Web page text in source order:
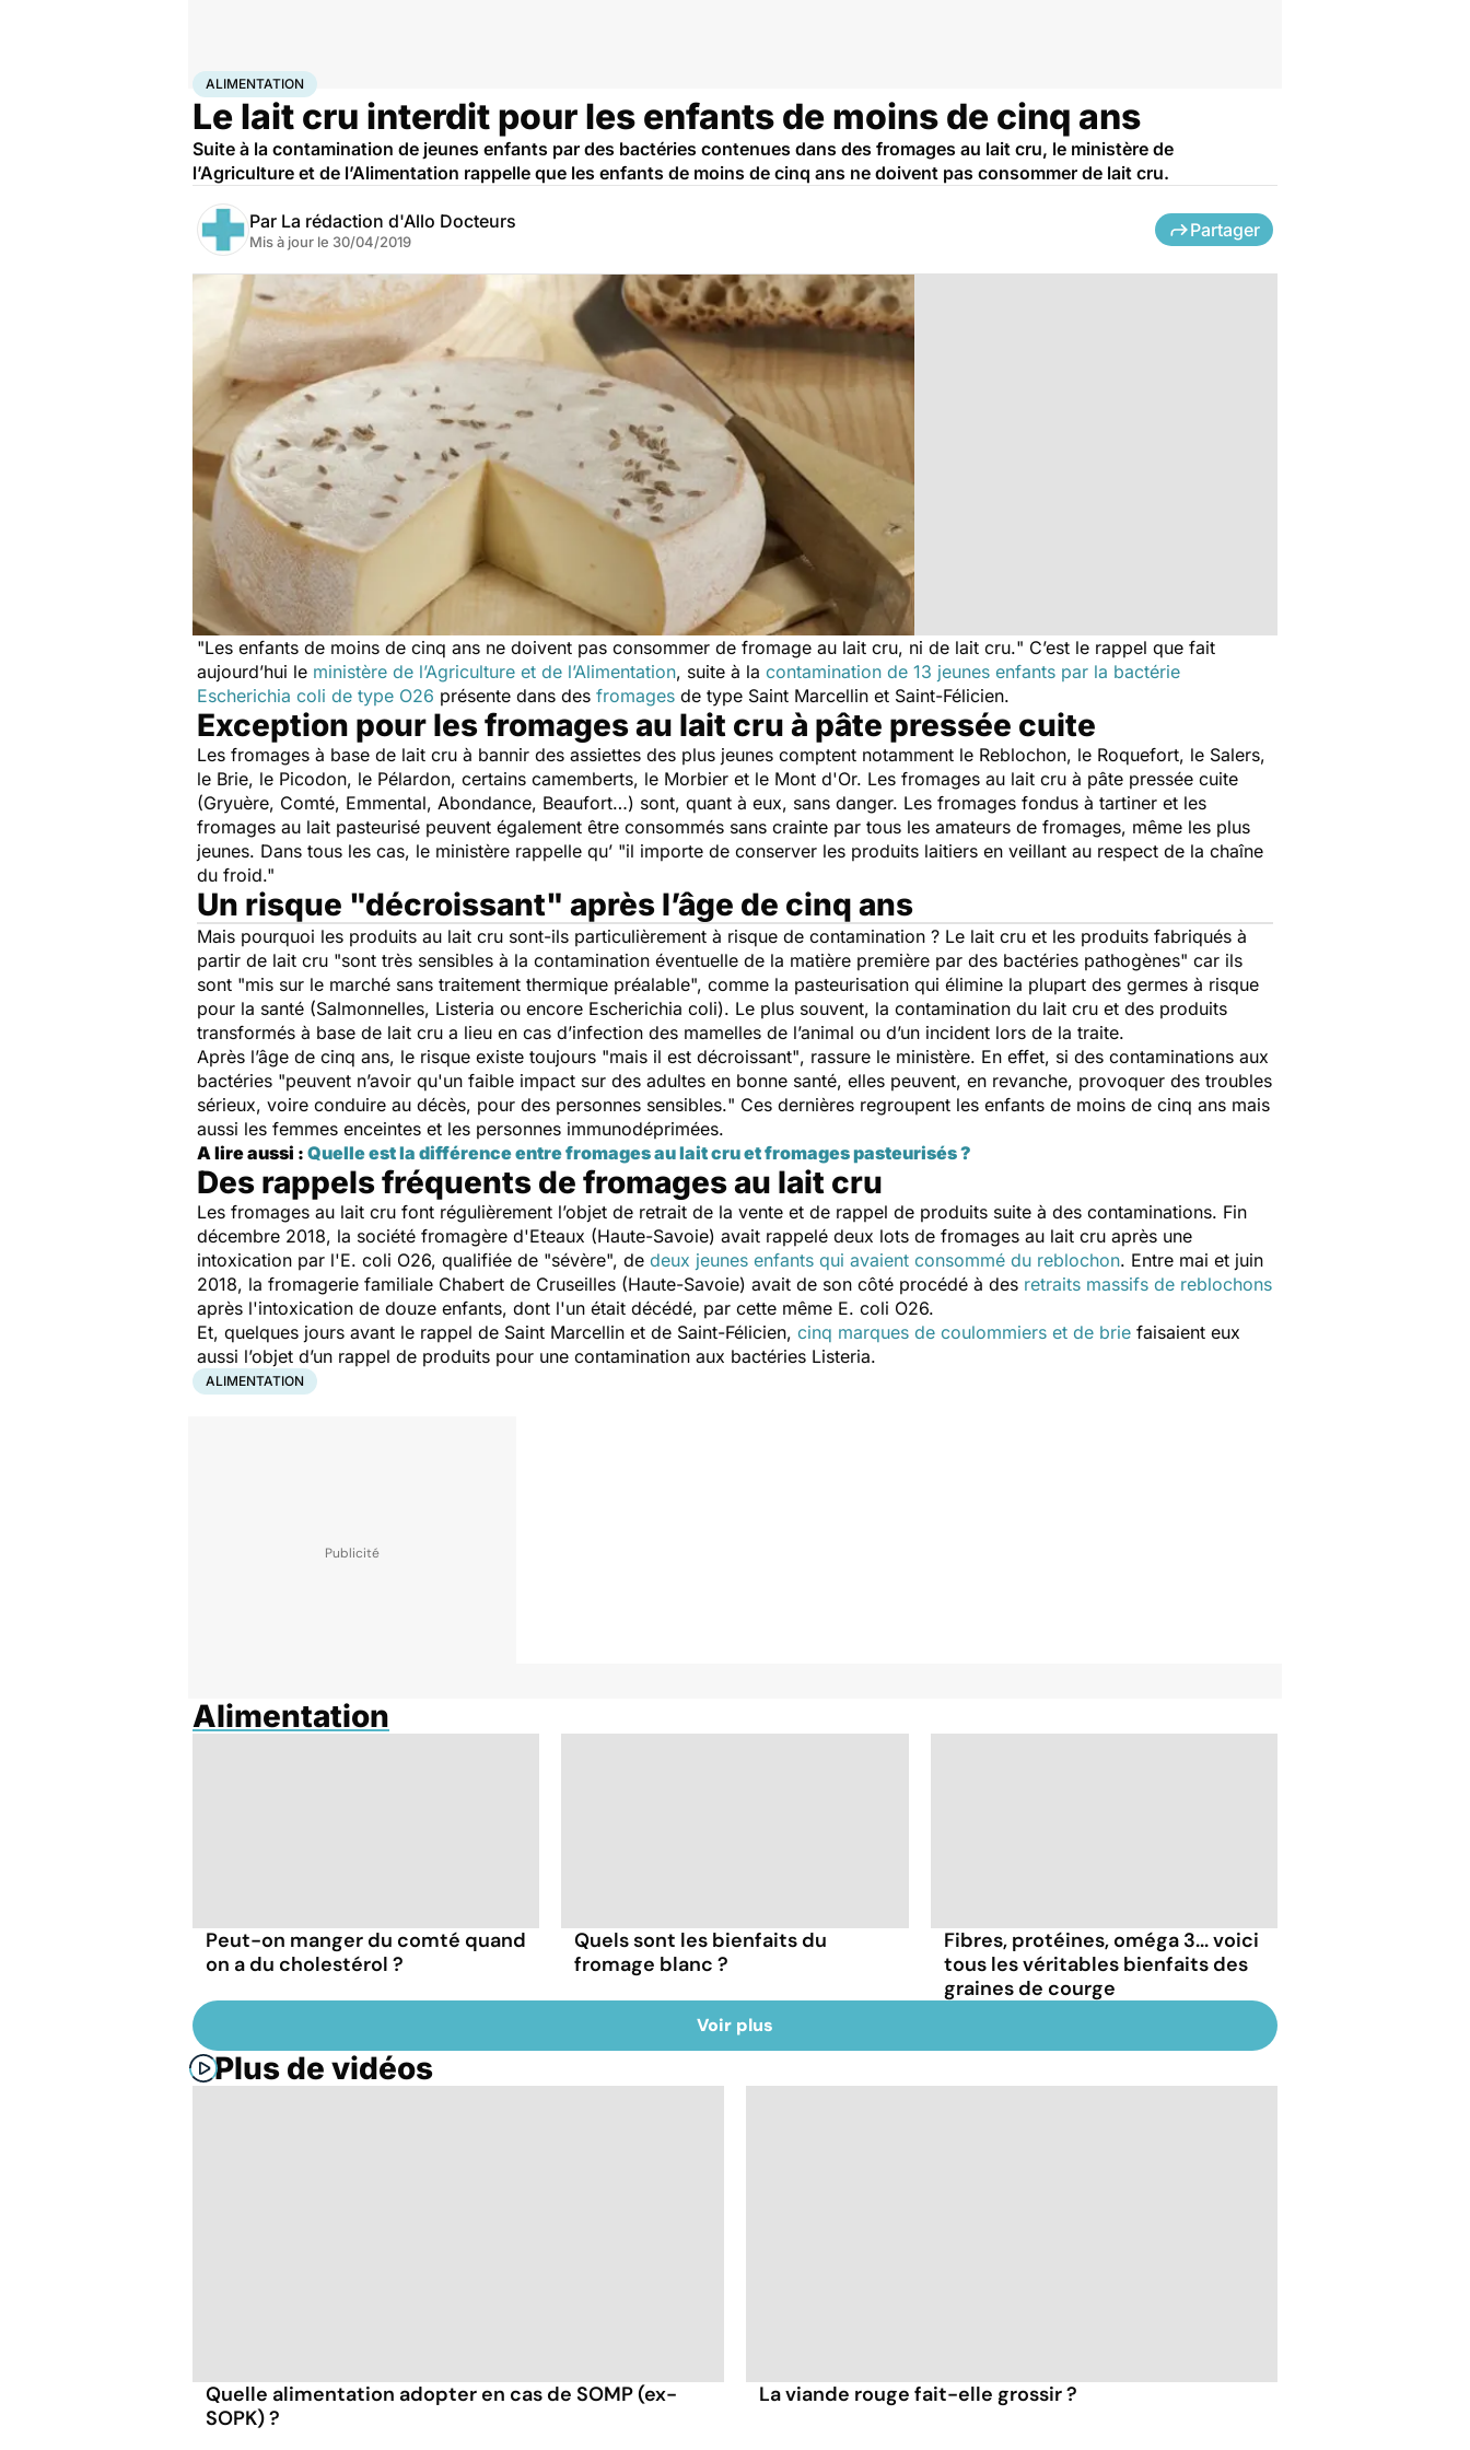
AccueilBien-êtreNutrition
ALIMENTATION
Le lait cru interdit pour les enfants de moins de cinq ans
Suite à la contamination de jeunes enfants par des bactéries contenues dans des fromages au lait cru, le ministère de
l’Agriculture et de l’Alimentation rappelle que les enfants de moins de cinq ans ne doivent pas consommer de lait cru.
Par La rédaction d'Allo Docteurs
Mis à jour le 30/04/2019
Partager
"Les enfants de moins de cinq ans ne doivent pas consommer de fromage au lait cru, ni de lait cru." C’est le rappel que fait
aujourd’hui le ministère de l’Agriculture et de l’Alimentation, suite à la contamination de 13 jeunes enfants par la bactérie
Escherichia coli de type O26 présente dans des fromages de type Saint Marcellin et Saint-Félicien.
Exception pour les fromages au lait cru à pâte pressée cuite
Les fromages à base de lait cru à bannir des assiettes des plus jeunes comptent notamment le Reblochon, le Roquefort, le Salers,
le Brie, le Picodon, le Pélardon, certains camemberts, le Morbier et le Mont d'Or. Les fromages au lait cru à pâte pressée cuite
(Gryuère, Comté, Emmental, Abondance, Beaufort…) sont, quant à eux, sans danger. Les fromages fondus à tartiner et les
fromages au lait pasteurisé peuvent également être consommés sans crainte par tous les amateurs de fromages, même les plus
jeunes. Dans tous les cas, le ministère rappelle qu’ "il importe de conserver les produits laitiers en veillant au respect de la chaîne
du froid."
Un risque "décroissant" après l’âge de cinq ans
Mais pourquoi les produits au lait cru sont-ils particulièrement à risque de contamination ? Le lait cru et les produits fabriqués à
partir de lait cru "sont très sensibles à la contamination éventuelle de la matière première par des bactéries pathogènes" car ils
sont "mis sur le marché sans traitement thermique préalable", comme la pasteurisation qui élimine la plupart des germes à risque
pour la santé (Salmonnelles, Listeria ou encore Escherichia coli). Le plus souvent, la contamination du lait cru et des produits
transformés à base de lait cru a lieu en cas d’infection des mamelles de l’animal ou d’un incident lors de la traite.
Après l’âge de cinq ans, le risque existe toujours "mais il est décroissant", rassure le ministère. En effet, si des contaminations aux
bactéries "peuvent n’avoir qu'un faible impact sur des adultes en bonne santé, elles peuvent, en revanche, provoquer des troubles
sérieux, voire conduire au décès, pour des personnes sensibles." Ces dernières regroupent les enfants de moins de cinq ans mais
aussi les femmes enceintes et les personnes immunodéprimées.
A lire aussi : Quelle est la différence entre fromages au lait cru et fromages pasteurisés ?
Des rappels fréquents de fromages au lait cru
Les fromages au lait cru font régulièrement l’objet de retrait de la vente et de rappel de produits suite à des contaminations. Fin
décembre 2018, la société fromagère d'Eteaux (Haute-Savoie) avait rappelé deux lots de fromages au lait cru après une
intoxication par l'E. coli O26, qualifiée de "sévère", de deux jeunes enfants qui avaient consommé du reblochon. Entre mai et juin
2018, la fromagerie familiale Chabert de Cruseilles (Haute-Savoie) avait de son côté procédé à des retraits massifs de reblochons
après l'intoxication de douze enfants, dont l'un était décédé, par cette même E. coli O26.
Et, quelques jours avant le rappel de Saint Marcellin et de Saint-Félicien, cinq marques de coulommiers et de brie faisaient eux
aussi l’objet d’un rappel de produits pour une contamination aux bactéries Listeria.
ALIMENTATION
Alimentation
Peut-on manger du comté quand
on a du cholestérol ?
Quels sont les bienfaits du
fromage blanc ?
Fibres, protéines, oméga 3... voici
tous les véritables bienfaits des
graines de courge
Voir plus
Plus de vidéos
Quelle alimentation adopter en cas de SOMP (ex-
SOPK) ?
La viande rouge fait-elle grossir ?